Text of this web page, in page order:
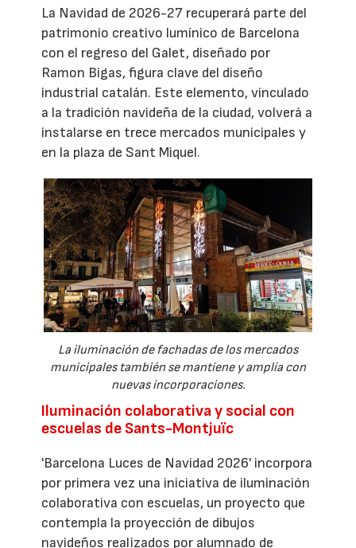
La Navidad de 2026-27 recuperará parte del
patrimonio creativo lumínico de Barcelona
con el regreso del Galet, diseñado por
Ramon Bigas, figura clave del diseño
industrial catalán. Este elemento, vinculado
a la tradición navideña de la ciudad, volverá a
instalarse en trece mercados municipales y
en la plaza de Sant Miquel.
La iluminación de fachadas de los mercados
municipales también se mantiene y amplía con
nuevas incorporaciones.
Iluminación colaborativa y social con
escuelas de Sants-Montjuïc
'Barcelona Luces de Navidad 2026' incorpora
por primera vez una iniciativa de iluminación
colaborativa con escuelas, un proyecto que
contempla la proyección de dibujos
navideños realizados por alumnado de